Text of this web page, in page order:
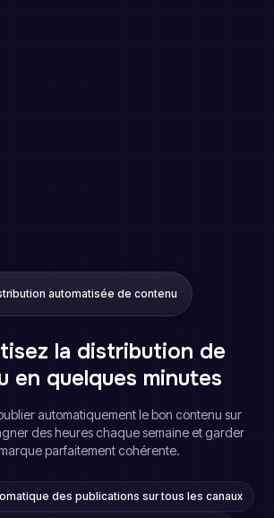
automatisée de contenu
la distribution de
en quelques minutes
automatiquement le bon contenu sur
des heures chaque semaine et garder
parfaitement cohérente.
des publications sur tous les canaux